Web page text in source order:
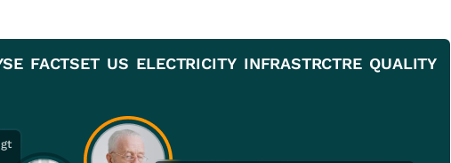
FACTSET US ELECTRICITY INFRASTRCTRE QUALITY